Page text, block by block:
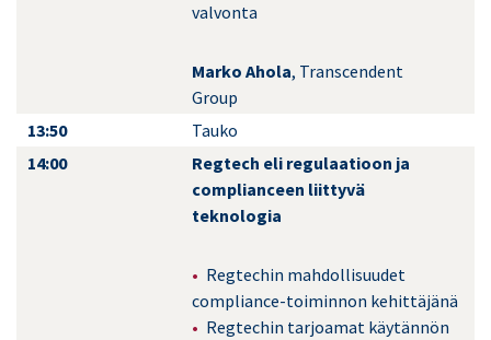
valvonta
Marko Ahola, Transcendent
Group
13:50
Tauko
14:00
Regtech eli regulaatioon ja
complianceen liittyvä
teknologia
Regtechin mahdollisuudet
compliance-toiminnon kehittäjänä
Regtechin tarjoamat käytännön